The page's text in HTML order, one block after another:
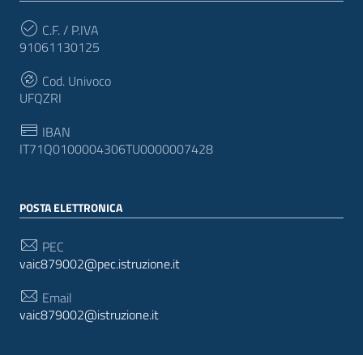
C.F. / P.IVA
91061130125
Cod. Univoco
UFQZRI
IBAN
IT71Q0100004306TU0000007428
POSTA ELETTRONICA
PEC
vaic879002@pec.istruzione.it
Email
vaic879002@istruzione.it